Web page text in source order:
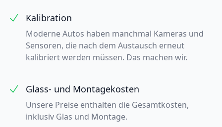
Kalibration
Moderne Autos haben manchmal Kameras und
Sensoren, die nach dem Austausch erneut
kalibriert werden müssen. Das machen wir.
Glass- und Montagekosten
Unsere Preise enthalten die Gesamtkosten,
inklusiv Glas und Montage.